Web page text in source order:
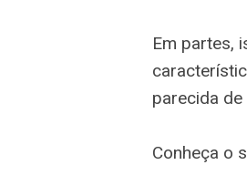
Em partes,
parecida
Conheça o